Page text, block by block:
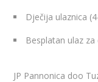
Dječija ulaznica
Besplatan ulaz
JP Pannonica doo